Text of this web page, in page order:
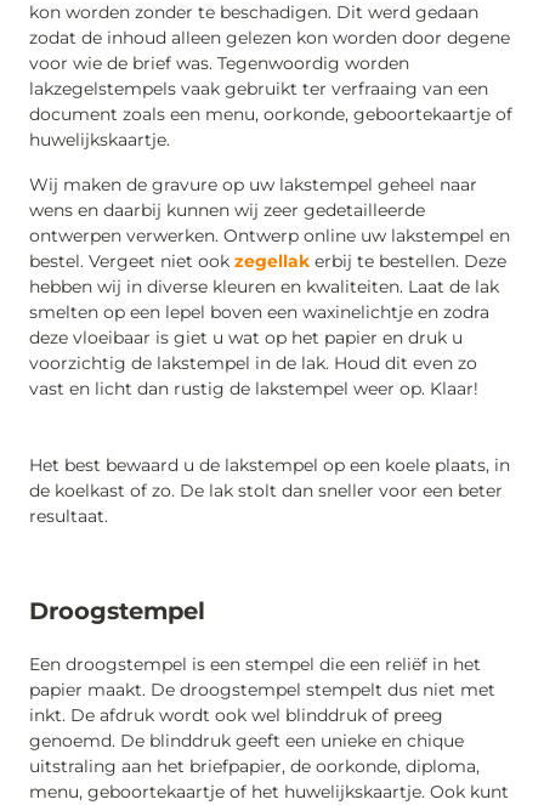
kon worden zonder te beschadigen. Dit werd gedaan
zodat de inhoud alleen gelezen kon worden door degene
voor wie de brief was. Tegenwoordig worden
lakzegelstempels vaak gebruikt ter verfraaing van een
document zoals een menu, oorkonde, geboortekaartje of
huwelijkskaartje.
Wij maken de gravure op uw lakstempel geheel naar
wens en daarbij kunnen wij zeer gedetailleerde
ontwerpen verwerken. Ontwerp online uw lakstempel en
bestel. Vergeet niet ook zegellak erbij te bestellen. Deze
hebben wij in diverse kleuren en kwaliteiten. Laat de lak
smelten op een lepel boven een waxinelichtje en zodra
deze vloeibaar is giet u wat op het papier en druk u
voorzichtig de lakstempel in de lak. Houd dit even zo
vast en licht dan rustig de lakstempel weer op. Klaar!
Het best bewaard u de lakstempel op een koele plaats, in
de koelkast of zo. De lak stolt dan sneller voor een beter
resultaat.
Droogstempel
Een droogstempel is een stempel die een reliëf in het
papier maakt. De droogstempel stempelt dus niet met
inkt. De afdruk wordt ook wel blinddruk of preeg
genoemd. De blinddruk geeft een unieke en chique
uitstraling aan het briefpapier, de oorkonde, diploma,
menu, geboortekaartje of het huwelijkskaartje. Ook kunt